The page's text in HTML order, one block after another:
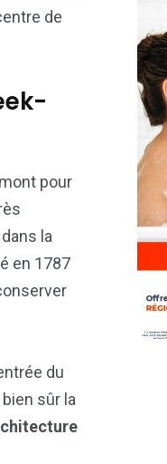
de
pour
la
en 1787
du
sûr la